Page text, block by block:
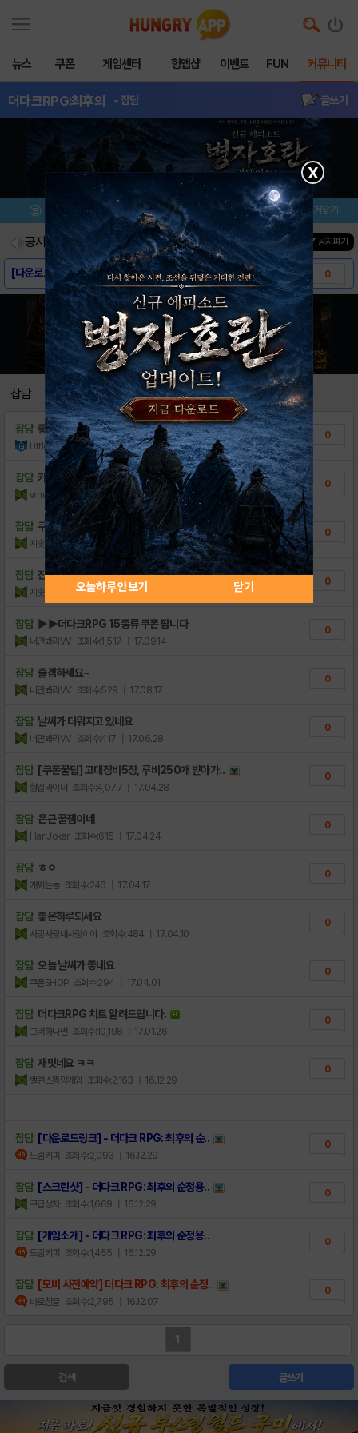
뉴스 쿠폰 게임센터 헝앱샵 이벤트 FUN 커뮤니티
더다크RPG:최후의 - 잡담 글쓰기
메뉴 이벤트/미션 설치/평가 즐겨찾기
공지사항 진행중인 이벤트0건 ▼ 공지펴기
[다운로드링크] - 더다크 RPG: 최후의 순.. 0
[스크린샷] - 더다크 RPG: 최후의 순정용..
[게임소개] - 더다크 RPG: 최후의 순정용..
[모비 사전예약] 더다크 RPG: 최후의 순정.. 0
잡담
잡담 좋은하루
LittleStart 조회수:109 | 23.03.01
0
잡담 카톡 소액결제정책 선택이중요한이유≒
vmubmr 조회수:164 | 21.08.08
0
잡담 쿠폰은 다른데서 팔면 안될까요
지솟현 조회수:311
0
잡담 진짜 용사느낌이네
지솟현 조회수:314 | 18.12.07
0
잡담 ▶▶더다크RPG 15종류 쿠폰 팝니다
너만봐라VV 조회수:1,517 | 17.09.14
0
잡담 즐겜하세요~
너만봐라VV 조회수:529 | 17.08.17
0
잡담 날씨가 더워지고 있네요
너만봐라VV 조회수:417 | 17.06.28
0
잡담 [쿠폰꿀팁] 고대장비5장, 루비250개 받아가..
헝앱라이더 조회수:4,077 | 17.04.28
0
잡담 은근 꿀잼이네
HanJoker 조회수:615 | 17.04.24
0
잡담 ㅎㅇ
개쩌는놈 조회수:246 | 17.04.17
0
잡담 좋은하루되세요
사랑사랑내사랑이야 조회수:484 | 17.04.10
0
잡담 오늘 날씨가 좋네요
쿠폰SHOP 조회수:294 | 17.04.01
0
잡담 더다크RPG 치트 알려드립니다.
그러하다면 조회수:10,198 | 17.01.26
0
잡담 재밋네요 ㅋㅋ
밸런스똥망게임 조회수:2,163 | 16.12.29
0
잡담 [다운로드링크] - 더다크 RPG: 최후의 순..
드림키퍼 조회수:2,093 | 16.12.29
0
잡담 [스크린샷] - 더다크 RPG: 최후의 순정용..
구급상자 조회수:1,669 | 16.12.29
0
잡담 [게임소개] - 더다크 RPG: 최후의 순정용..
드림키퍼 조회수:1,455 | 16.12.29
0
잡담 [모비 사전예약] 더다크 RPG: 최후의 순정..
바로참글 조회수:2,795 | 16.12.07
0
1
검색 글쓰기
X
오늘하루 안보기 닫기